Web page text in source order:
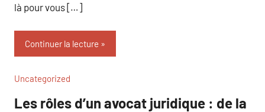
là pour vous […]
Continuer la lecture
Uncategorized
Les rôles d’un avocat juridique : de la